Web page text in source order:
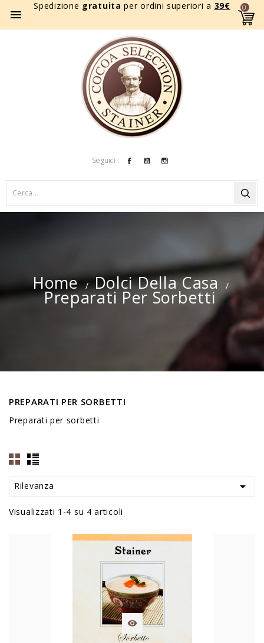
Spedizione gratuita per ordini superiori a 39€

0
Seguici : FacebookYouTube
Home Dolci Della Casa
Preparati Per Sorbetti
PREPARATI PER SORBETTI
Preparati per sorbetti
Rilevanza 
Visualizzati 1-4 su 4 articoli
